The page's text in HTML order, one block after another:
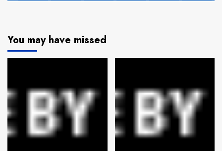
You may have missed